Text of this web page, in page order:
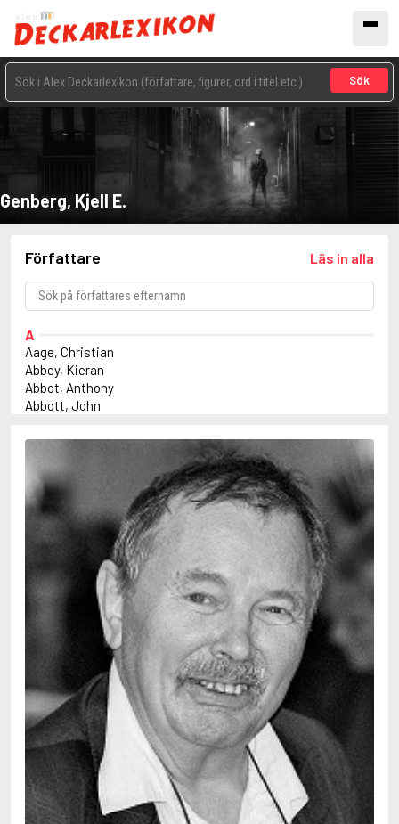
Sök
Genberg, Kjell E.
Författare Läs in alla
A
Aage, Christian
Abbey, Kieran
Abbot, Anthony
Abbott, John
Abrahams, Peter (f. 1947)
Adams, Douglas
Adams, Herbert
Adams, Jane
Adler-Olsen, Jussi
Adolfsson, Maria
Agnér, Kristina
Agrell, Wilhelm
Ahl, Kennet
Ahlbeck, Elvy
Ahlstedt, Mats
Ahndoril, Alex
Ahnhem, Stefan
Ahrnstedt, Simona
Aichner, Bernhard
Aiken, Joan
Aird, Catherine
Airth, Rennie
Ajanović, Midhat
Ajvide Lindqvist, John